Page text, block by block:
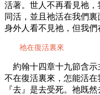
活著。世人不再看見祂
同活，並且祂活在我們
身外人看不見祂，但我們
祂在復活裏來
約翰十四章十九節含
不在復活裏來，怎能活
『去』是去受死。祂既